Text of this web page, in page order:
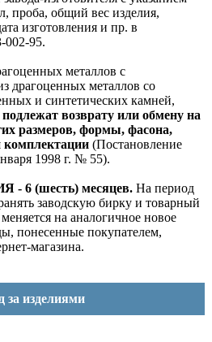
проба, общий вес изделия,
изготовления и пр. в
002-95.
металлов с
драгоценных металлов со
и синтетических камней,
подлежат возврату или обмену на
размеров, формы, фасона,
комплектации (Постановление
1998 г. № 55).
6 (шесть) месяцев. На период
заводскую бирку и товарный
на аналогичное новое
понесенные покупателем,
магазина.
за изделиями